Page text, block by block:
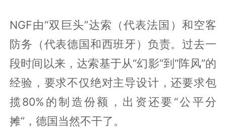
NGF由“双巨头”达索（代表法国）和空客
防务（代表德国和西班牙）负责。过去一
段时间以来，达索基于从“幻影”到“阵风”的
经验，要求不仅绝对主导设计，还要求包
揽80%的制造份额，出资还要“公平分
摊”，德国当然不干了。